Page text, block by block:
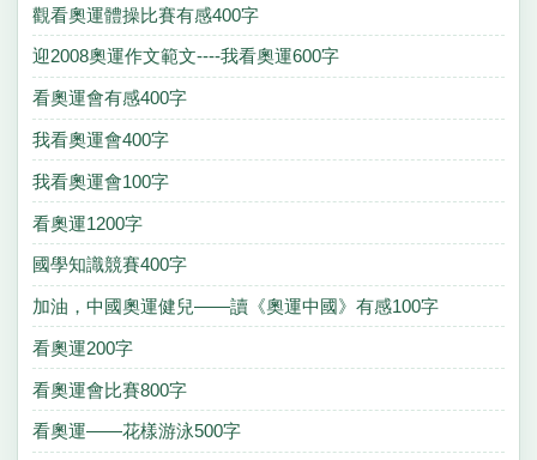
觀看奧運體操比賽有感400字
迎2008奧運作文範文----我看奧運600字
看奧運會有感400字
我看奧運會400字
我看奧運會100字
看奧運1200字
國學知識競賽400字
加油，中國奧運健兒——讀《奧運中國》有感100字
看奧運200字
看奧運會比賽800字
看奧運——花樣游泳500字